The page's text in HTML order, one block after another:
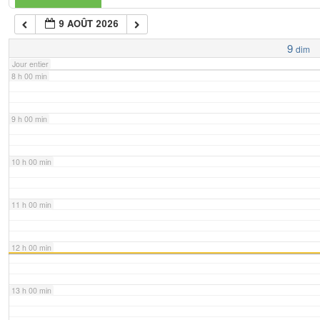
9 AOÛT 2026
9 dim
Jour entier
7 h 00 min
8 h 00 min
9 h 00 min
10 h 00 min
11 h 00 min
12 h 00 min
13 h 00 min